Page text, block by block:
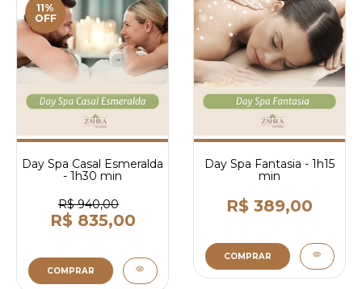
11%
OFF
Day Spa Casal Esmeralda
- 1h30 min
R$ 940,00
R$ 835,00
COMPRAR
Day Spa Fantasia - 1h15
min
R$ 389,00
COMPRAR